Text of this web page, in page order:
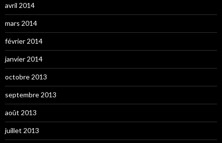
avril 2014
mars 2014
février 2014
janvier 2014
octobre 2013
septembre 2013
août 2013
juillet 2013